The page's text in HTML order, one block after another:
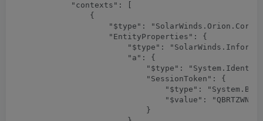
            "contexts": [
                {
"$type":
                    "EntityProperties": {
"$type":
                        "a": {
"$type":
                            "SessionToken": {
"$type":
"$value":
                            }